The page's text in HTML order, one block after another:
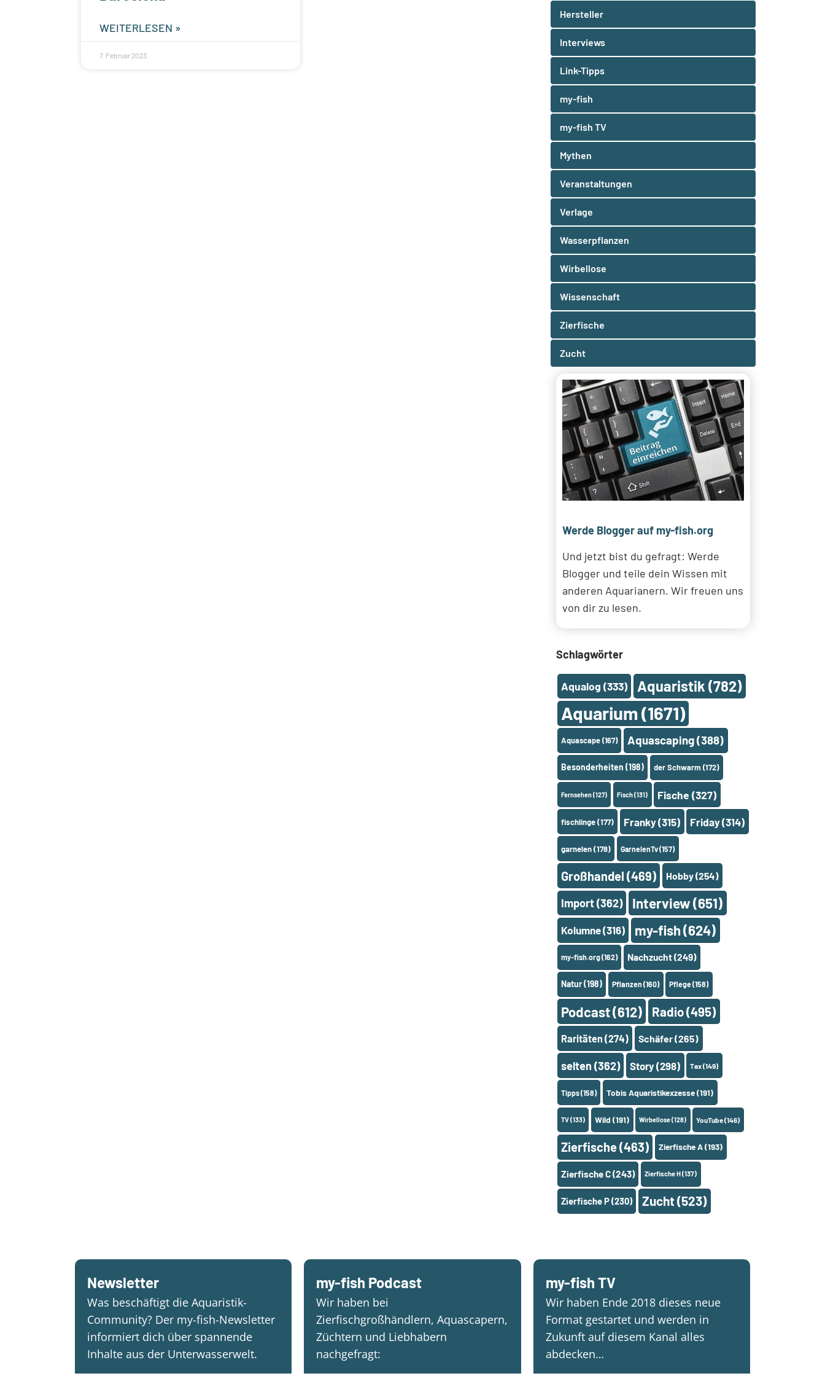
WEITERLESEN »
7. Februar 2023
Hersteller
Interviews
Link-Tipps
my-fish
my-fish TV
Mythen
Veranstaltungen
Verlage
Wasserpflanzen
Wirbellose
Wissenschaft
Zierfische
Zucht
Werde Blogger auf my-fish.org
Und jetzt bist du gefragt: Werde
Blogger und teile dein Wissen mit
anderen Aquarianern. Wir freuen uns
von dir zu lesen.
Schlagwörter
Aqualog (333) Aquaristik (782)
Aquarium (1671)
Aquascape(167) Aquascaping(388)
Besonderheiten (198) der Schwarm(172)
Fernsehen(127) Fisch(131) Fische (327)
fischlinge(177) Franky(315) Friday(314)
garnelen(178) GarnelenTv(157)
Großhandel (469) Hobby(254)
Import(362) Interview(651)
Kolumne(316) my-fish(624)
my-fish.org(162) Nachzucht(249)
Natur(198) Pflanzen(160) Pflege(158)
Podcast(612) Radio(495)
Raritäten (274) Schäfer(265)
selten (362) Story (298) Tax(149)
Tipps(158) Tobis Aquaristikexzesse(191)
TV(133) Wild (191) Wirbellose(128) YouTube(146)
Zierfische(463) Zierfische A(193)
Zierfische C(243) Zierfische H(137)
Zierfische P(230) Zucht(523)
Newsletter
Was beschäftigt die Aquaristik-
Community? Der my-fish-Newsletter
informiert dich über spannende
Inhalte aus der Unterwasserwelt.
my-fish Podcast
Wir haben bei
Zierfischgroßhändlern, Aquascapern,
Züchtern und Liebhabern
nachgefragt:
my-fish TV
Wir haben Ende 2018 dieses neue
Format gestartet und werden in
Zukunft auf diesem Kanal alles
abdecken…